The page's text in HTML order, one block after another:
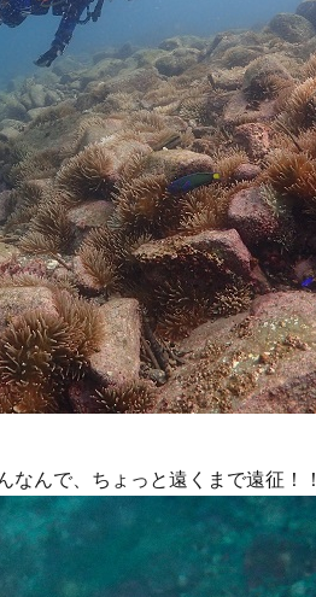
んで、ちょっと遠くまで遠征！！